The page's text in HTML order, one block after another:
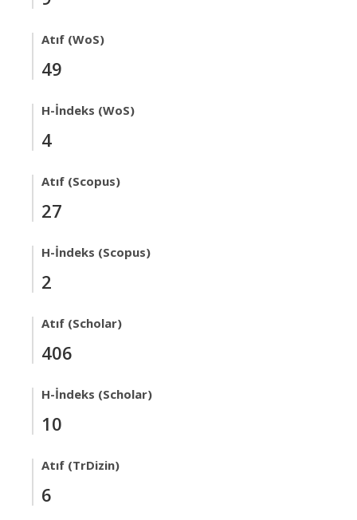
Atıf (WoS)
49
H-İndeks (WoS)
4
Atıf (Scopus)
27
H-İndeks (Scopus)
2
Atıf (Scholar)
406
H-İndeks (Scholar)
10
Atıf (TrDizin)
6